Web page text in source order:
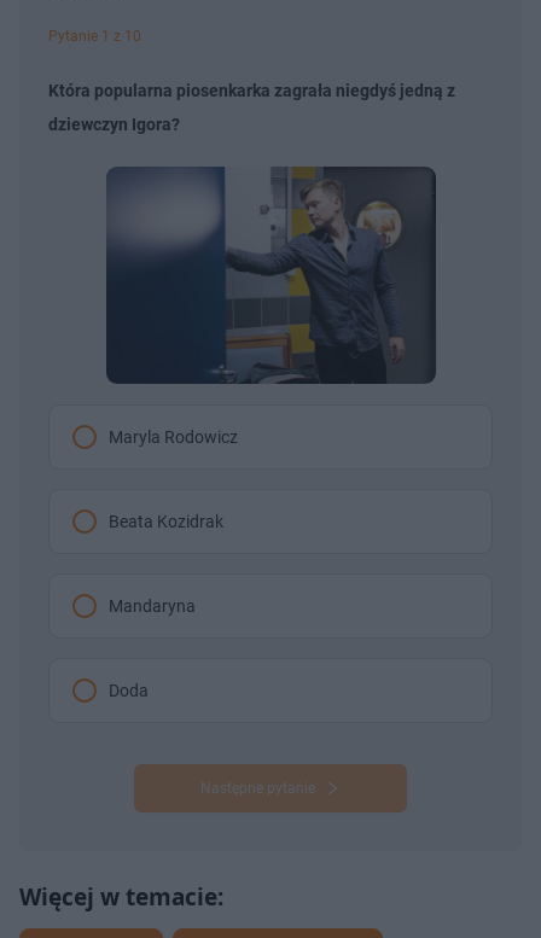
Pytanie 1 z 10
Która popularna piosenkarka zagrała niegdyś jedną z
dziewczyn Igora?
Maryla Rodowicz
Beata Kozidrak
Mandaryna
Doda
Następne pytanie